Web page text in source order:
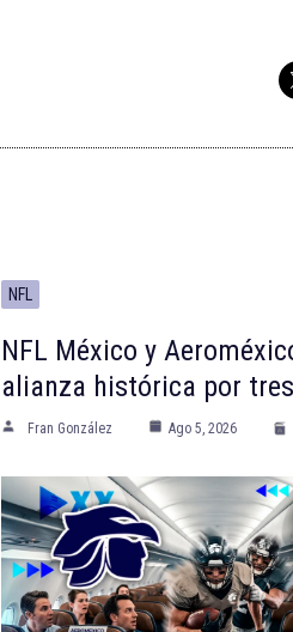
NFL
NFL México y
alianza histórica por
Fran González Ago 5, 2026